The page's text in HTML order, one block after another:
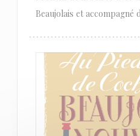
Beaujolais et accompagné